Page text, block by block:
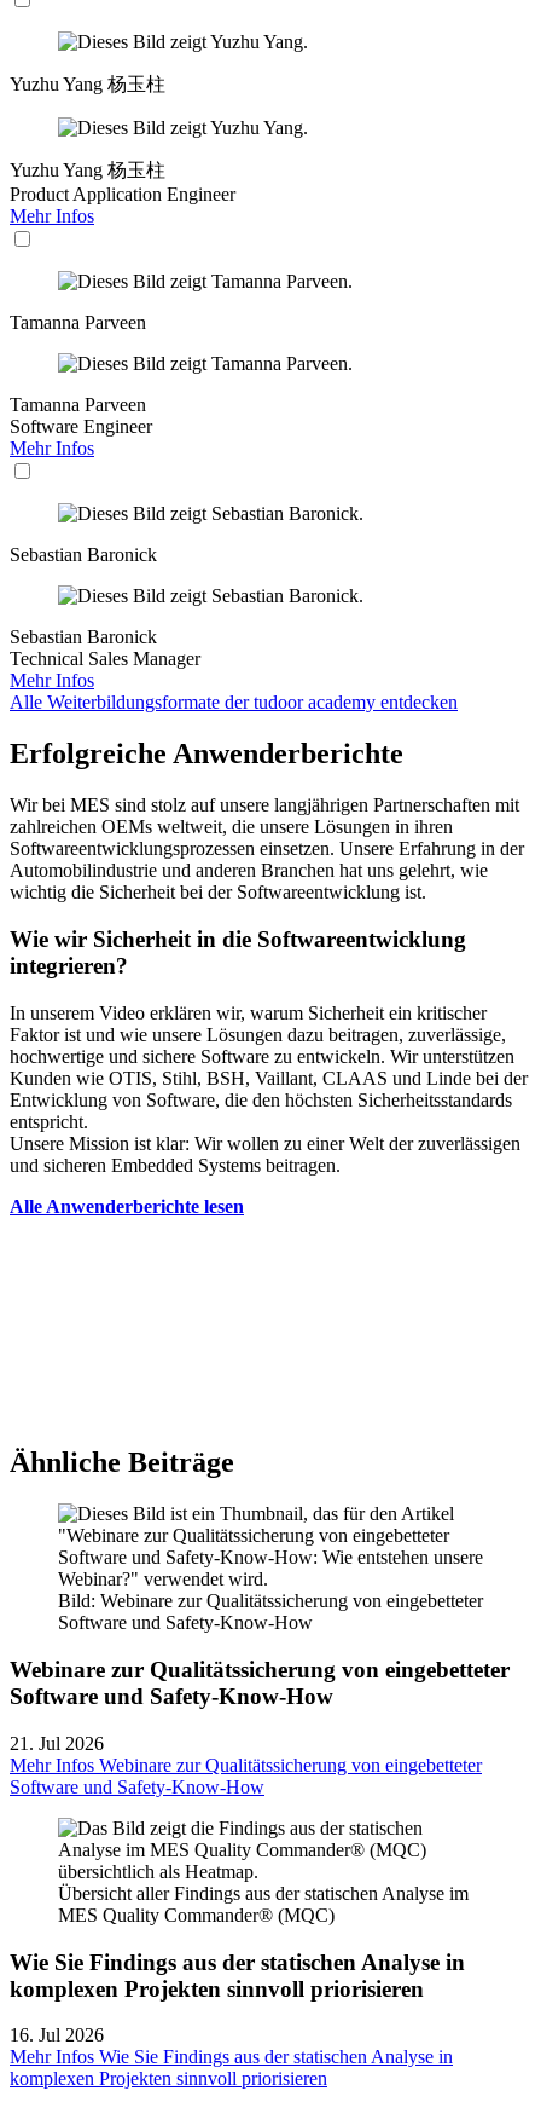
Yuzhu Yang 杨玉柱
Yuzhu Yang 杨玉柱
Product Application Engineer
Mehr Infos
Tamanna Parveen
Tamanna Parveen
Software Engineer
Mehr Infos
Sebastian Baronick
Sebastian Baronick
Technical Sales Manager
Mehr Infos
Alle Weiterbildungsformate der tudoor academy entdecken
Erfolgreiche Anwenderberichte
Wir bei MES sind stolz auf unsere langjährigen Partnerschaften mit
zahlreichen OEMs weltweit, die unsere Lösungen in ihren
Softwareentwicklungsprozessen einsetzen. Unsere Erfahrung in der
Automobilindustrie und anderen Branchen hat uns gelehrt, wie
wichtig die Sicherheit bei der Softwareentwicklung ist.
Wie wir Sicherheit in die Softwareentwicklung
integrieren?
In unserem Video erklären wir, warum Sicherheit ein kritischer
Faktor ist und wie unsere Lösungen dazu beitragen, zuverlässige,
hochwertige und sichere Software zu entwickeln. Wir unterstützen
Kunden wie OTIS, Stihl, BSH, Vaillant, CLAAS und Linde bei der
Entwicklung von Software, die den höchsten Sicherheitsstandards
entspricht.
Unsere Mission ist klar: Wir wollen zu einer Welt der zuverlässigen
und sicheren Embedded Systems beitragen.
Alle Anwenderberichte lesen
Ähnliche Beiträge
Bild: Webinare zur Qualitätssicherung von eingebetteter
Software und Safety-Know-How
Webinare zur Qualitätssicherung von eingebetteter
Software und Safety-Know-How
21. Jul 2026
Mehr Infos Webinare zur Qualitätssicherung von eingebetteter
Software und Safety-Know-How
Übersicht aller Findings aus der statischen Analyse im
MES Quality Commander® (MQC)
Wie Sie Findings aus der statischen Analyse in
komplexen Projekten sinnvoll priorisieren
16. Jul 2026
Mehr Infos Wie Sie Findings aus der statischen Analyse in
komplexen Projekten sinnvoll priorisieren